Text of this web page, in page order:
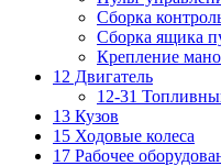
Сборка
Сборка ящика
Крепление
12 Двигатель
12-31
13 Кузов
15 Ходовые колеса
17 Рабочее